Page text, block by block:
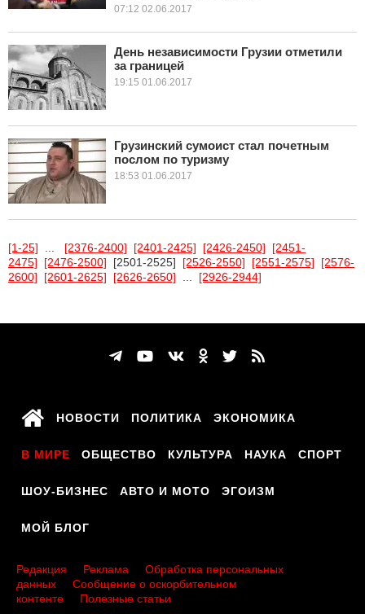
07:12 02.06.2017
День независимости Грузии отметили
за границей
19:15 01.06.2017
Грузинский сумоист стал почетным
послом по туризму
18:53 01.06.2017
[1-25] [2376-2400] [2401-2425] [2426-2450]
[2451-
2475]
[2476-2500] [2501-2525] [2526-2550] [2551-2575]
[2576-
2600]
[2601-2625] [2626-2650] [2926-2944]
НОВОСТИ ПОЛИТИКА ЭКОНОМИКА
В МИРЕ ОБЩЕСТВО КУЛЬТУРА НАУКА СПОРТ
ШОУ-БИЗНЕС АВТО И МОТО ЭГОИЗМ
МОЙ БЛОГ
Редакция Реклама
Обработка персональных
данных
Сообщение о оскорбительном
контенте
Полезные статьи